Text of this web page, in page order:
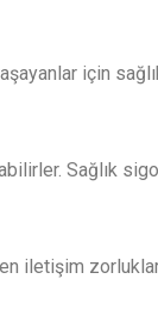
için
Sağlık
iletişim